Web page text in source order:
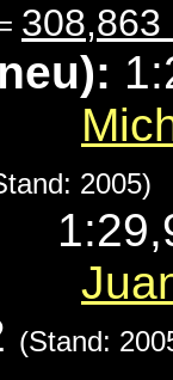
308,863
2005)
(Stand: